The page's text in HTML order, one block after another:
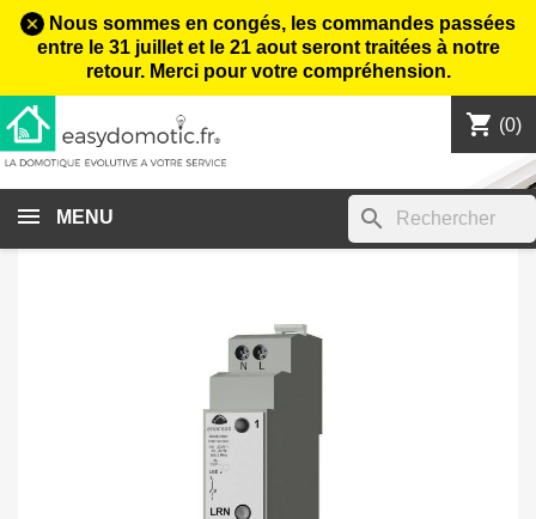
Nous sommes en congés, les commandes passées
entre le 31 juillet et le 21 aout seront traitées à notre
retour. Merci pour votre compréhension.
shopping_cart (0)

MENU search